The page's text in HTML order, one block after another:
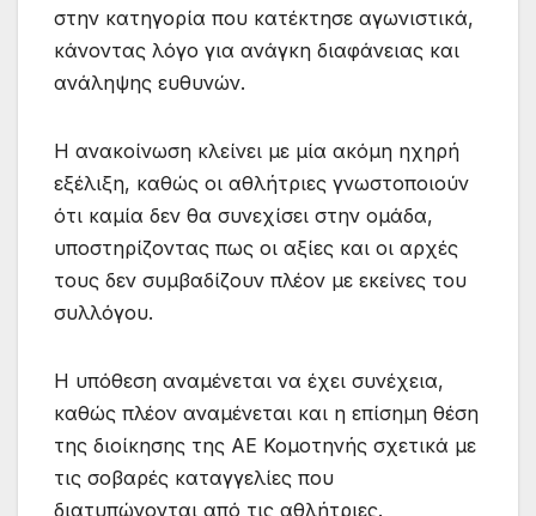
στην κατηγορία που κατέκτησε αγωνιστικά,
κάνοντας λόγο για ανάγκη διαφάνειας και
ανάληψης ευθυνών.
Η ανακοίνωση κλείνει με μία ακόμη ηχηρή
εξέλιξη, καθώς οι αθλήτριες γνωστοποιούν
ότι καμία δεν θα συνεχίσει στην ομάδα,
υποστηρίζοντας πως οι αξίες και οι αρχές
τους δεν συμβαδίζουν πλέον με εκείνες του
συλλόγου.
Η υπόθεση αναμένεται να έχει συνέχεια,
καθώς πλέον αναμένεται και η επίσημη θέση
της διοίκησης της ΑΕ Κομοτηνής σχετικά με
τις σοβαρές καταγγελίες που
διατυπώνονται από τις αθλήτριες.